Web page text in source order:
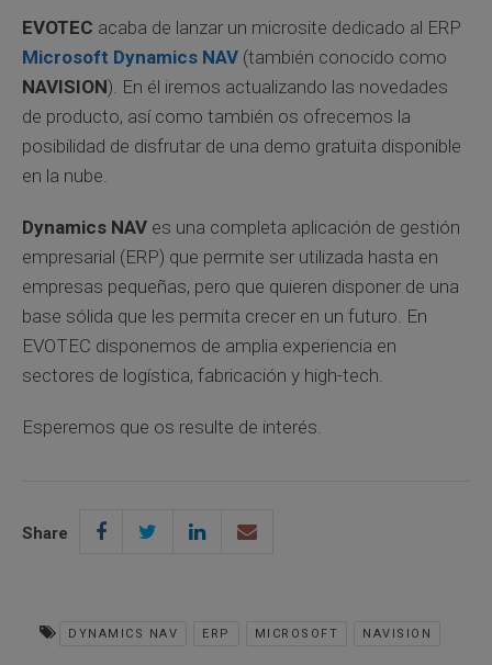
EVOTEC acaba de lanzar un microsite dedicado al ERP
Microsoft Dynamics NAV (también conocido como
NAVISION). En él iremos actualizando las novedades
de producto, así como también os ofrecemos la
posibilidad de disfrutar de una demo gratuita disponible
en la nube.
Dynamics NAV es una completa aplicación de gestión
empresarial (ERP) que permite ser utilizada hasta en
empresas pequeñas, pero que quieren disponer de una
base sólida que les permita crecer en un futuro. En
EVOTEC disponemos de amplia experiencia en
sectores de logística, fabricación y high-tech.
Esperemos que os resulte de interés.
Share
DYNAMICS NAV ERP MICROSOFT NAVISION